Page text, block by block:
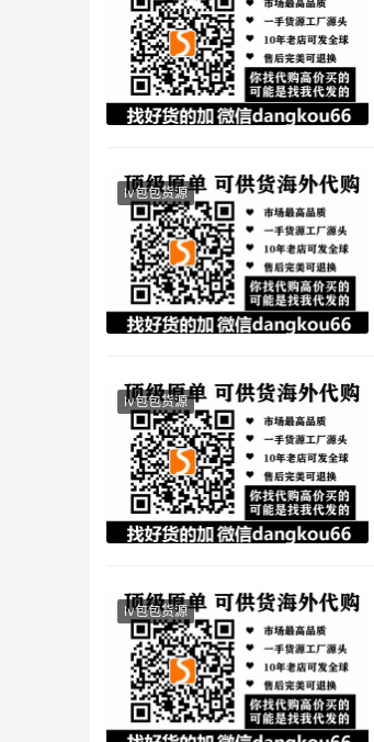
lv包包货源
lv包包货源
lv包包货源